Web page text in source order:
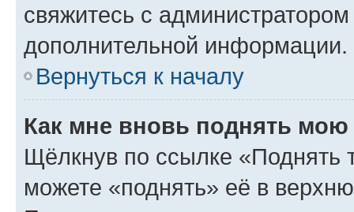
свяжитесь с
дополнительной информации.
Вернуться к началу
Как мне вновь поднять мою
Щёлкнув по ссылке «Поднять
можете «поднять» её в